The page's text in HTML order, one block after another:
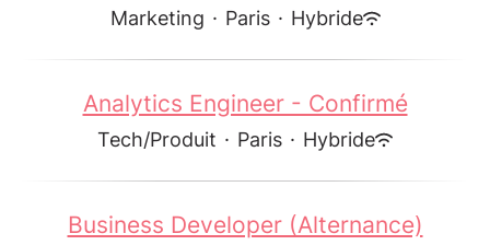
Marketing · Paris · Hybride
Analytics Engineer - Confirmé
Tech/Produit · Paris · Hybride
Business Developer (Alternance)